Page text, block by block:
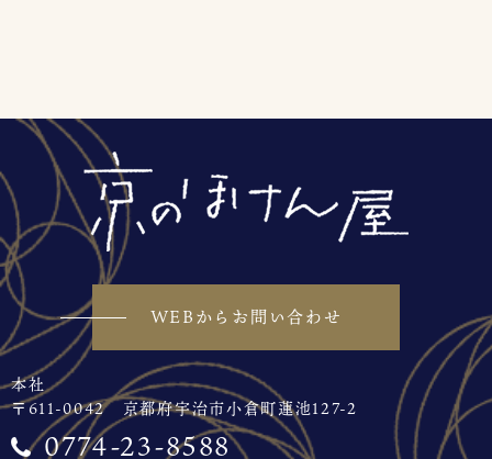
WEBからお問い合わせ
本社
〒611-0042 京都府宇治市小倉町蓮池127-2
0774-23-8588